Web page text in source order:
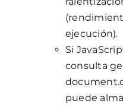
ejecución).
Si
consulta
puede